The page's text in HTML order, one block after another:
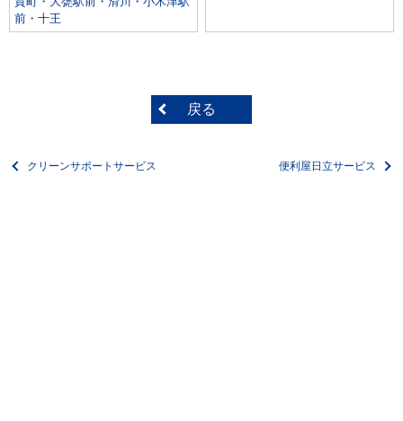
前・十王
戻る
クリーンサポートサービス 便利屋日立サービス